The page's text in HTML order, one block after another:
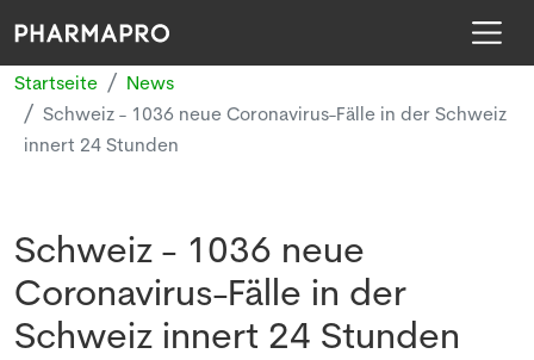
Startseite
News
Schweiz - 1036 neue Coronavirus-Fälle in der Schweiz
innert 24 Stunden
Schweiz - 1036 neue
Coronavirus-Fälle in der
Schweiz innert 24 Stunden